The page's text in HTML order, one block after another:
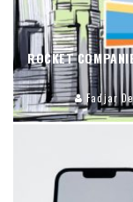
ROCKET
Fadjar